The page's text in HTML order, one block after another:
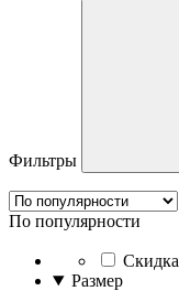
Фильтры
По популярности
Скидка
Размер